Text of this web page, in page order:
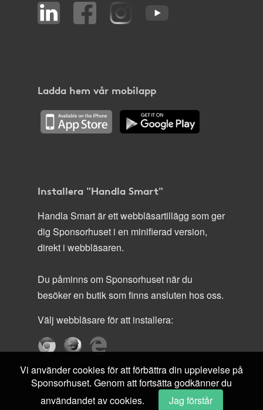
Ladda hem vår mobilapp
Installera "Handla Smart"
Handla Smart är ett webbläsartillägg som ger
dig Sponsorhuset i en minifierad version,
direkt i webbläsaren.
Du påminns om Sponsorhuset när du
besöker en butik som finns ansluten hos oss.
Välj webbläsare för att installera:
Vi använder cookies för att förbättra din upplevelse på
Sponsorhuset. Genom att fortsätta godkänner du
användandet av cookies.
Jag förstår